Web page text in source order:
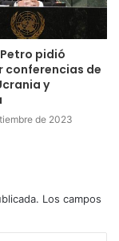
pidió
conferencias de
y
de 2023
Los campos